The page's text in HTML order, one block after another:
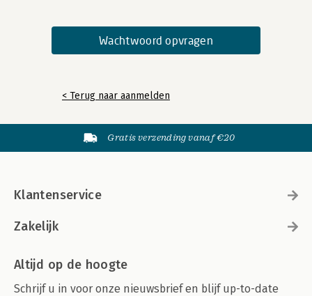
< Terug naar aanmelden
Gratis verzending vanaf €20
Klantenservice
Zakelijk
Altijd op de hoogte
Schrijf u in voor onze nieuwsbrief en blijf up-to-date